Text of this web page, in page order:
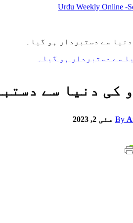
سے دستبردار ہو گیا۔
کی دنیا سے
By مئی 2, 2023